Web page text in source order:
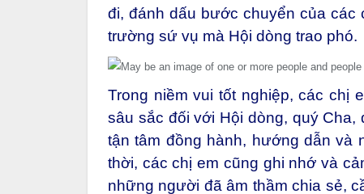
đi, đánh dấu bước chuyển của
trường sứ vụ mà Hội dòng trao phó.
Trong niềm vui tốt nghiệp, các chị
sâu sắc đối với Hội dòng, quý
tận tâm đồng hành, hướng dẫn và
thời, các chị em cũng ghi nhớ và
những người đã âm thầm chia sẻ,